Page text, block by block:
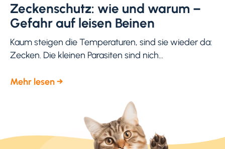
Zeckenschutz: wie und warum –
Gefahr auf leisen Beinen
Kaum steigen die Temperaturen, sind sie wieder da:
Zecken. Die kleinen Parasiten sind nich...
Mehr lesen →